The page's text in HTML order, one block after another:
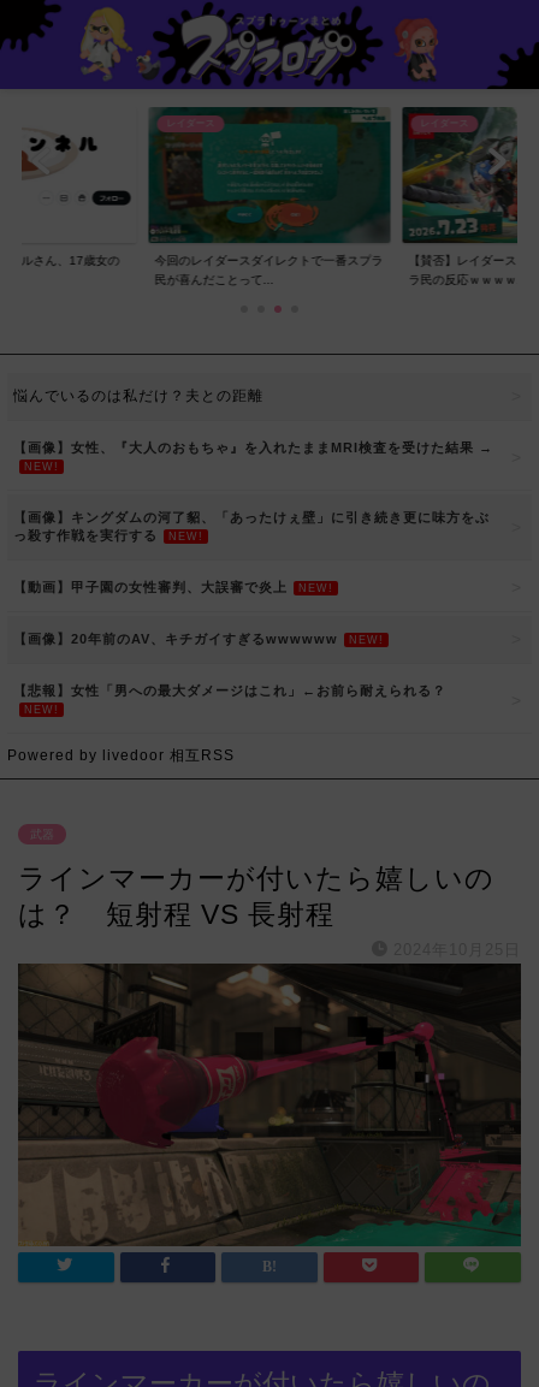
ネルさん、17歳女の
レイダース
今回のレイダースダイレクトで一番スプラ
民が喜んだことって...
レイダース
【賛否】レイダースダ
ラ民の反応ｗｗｗｗ...
悩んでいるのは私だけ？夫との距離
【画像】女性、『大人のおもちゃ』を入れたままMRI検査を受けた結果 →
NEW!
【画像】キングダムの河了貂、「あったけぇ壁」に引き続き更に味方をぶ
っ殺す作戦を実行する
NEW!
【動画】甲子園の女性審判、大誤審で炎上 NEW!
【画像】20年前のAV、キチガイすぎるwwwwww NEW!
【悲報】女性「男への最大ダメージはこれ」←お前ら耐えられる？
NEW!
Powered by livedoor 相互RSS
武器
ラインマーカーが付いたら嬉しいの
は？ 短射程 VS 長射程